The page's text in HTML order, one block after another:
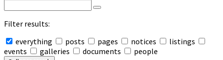
Filter results:
everything
posts pages notices
listings
events
galleries documents people